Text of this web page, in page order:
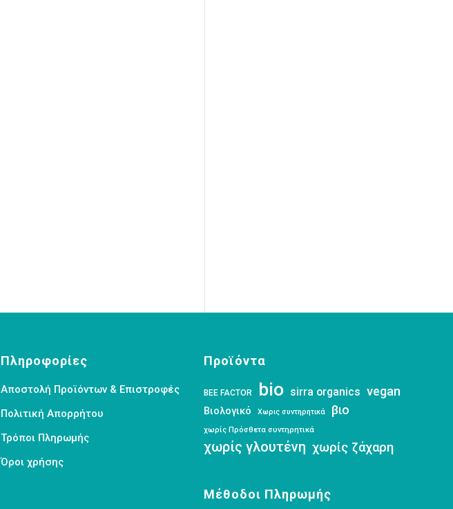
Πληροφορίες
Αποστολή Προϊόντων & Επιστροφές
Πολιτική Απορρήτου
Τρόποι Πληρωμής
Όροι χρήσης
Προϊόντα
BEE FACTOR bio sirra organics vegan
Βιολογικό Χωρις συντηρητικά βιο
χωρίς Πρόσθετα συντηρητικά
χωρίς γλουτένη χωρίς ζάχαρη
Μέθοδοι Πληρωμής